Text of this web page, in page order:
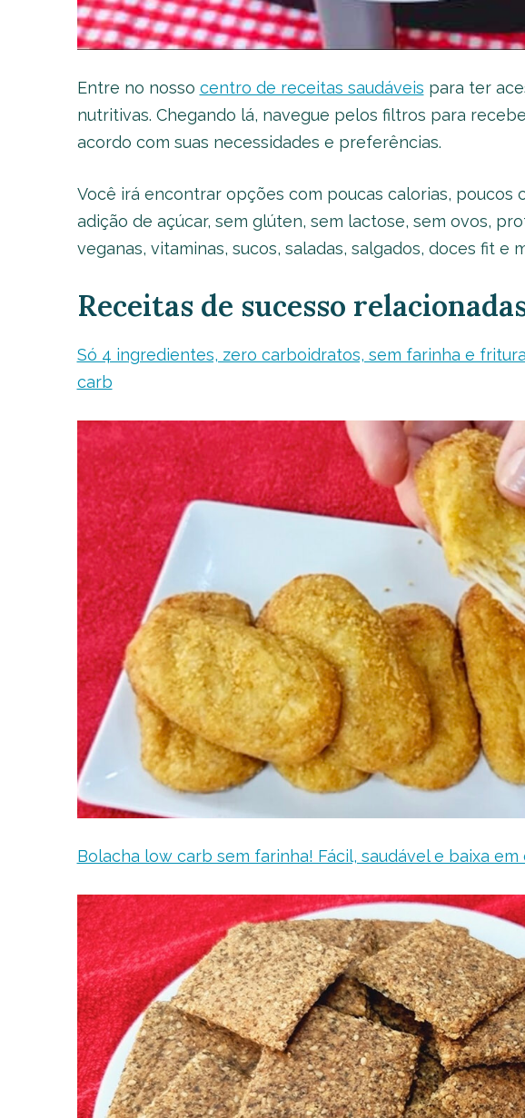
Entre no nosso centro de receitas saudáveis para ter
nutritivas. Chegando lá, navegue pelos filtros para
acordo com suas necessidades e preferências.
Você irá encontrar opções com poucas calorias, poucos
adição de açúcar, sem glúten, sem lactose, sem ovos,
veganas, vitaminas, sucos, saladas, salgados, doces fit e
Receitas de sucesso
Só 4 ingredientes, zero carboidratos, sem farinha e
carb
Bolacha low carb sem farinha! Fácil, saudável e baixa